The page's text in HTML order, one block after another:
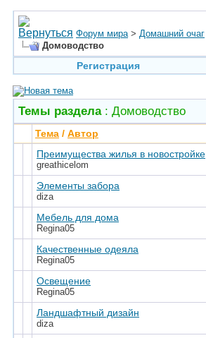
Форум мира > Домашний очаг
Домоводство
Регистрация
Темы раздела: Домоводство
Тема / Автор
Преимущества жилья в новостройке
greathicelom
Элементы забора
diza
Мебель для дома
Regina05
Качественные одеяла
Regina05
Освещение
Regina05
Ландшафтный дизайн
diza